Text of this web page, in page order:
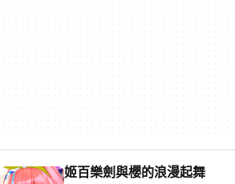
姬百樂劍與櫻的浪漫起舞